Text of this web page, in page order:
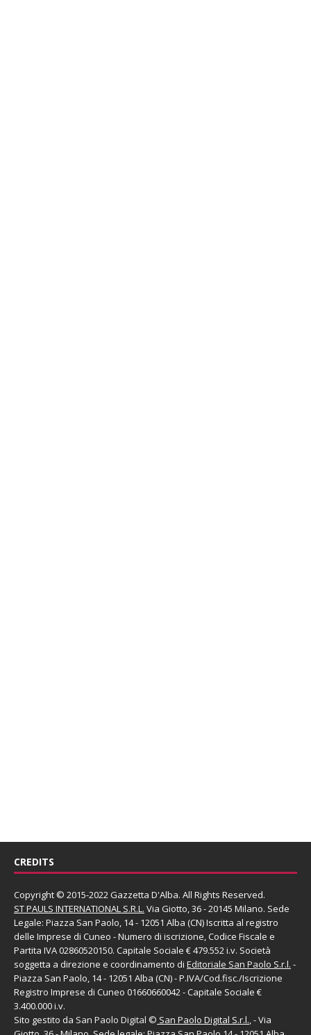
CREDITS
Copyright © 2015-2022 Gazzetta D'Alba. All Rights Reserved.
ST PAULS INTERNATIONAL S.R.L. Via Giotto, 36 - 20145 Milano. Sede
Legale: Piazza San Paolo, 14 - 12051 Alba (CN) Iscritta al registro
delle Imprese di Cuneo - Numero di iscrizione, Codice Fiscale e
Partita IVA 02860520150. Capitale Sociale € 479.552 i.v. Società
soggetta a direzione e coordinamento di Editoriale San Paolo S.r.l. -
Piazza San Paolo, 14 - 12051 Alba (CN) - P.IVA/Cod.fisc./Iscrizione
Registro Imprese di Cuneo 01660660042 - Capitale Sociale €
3.400.000 i.v.
Sito gestito da San Paolo Digital © San Paolo Digital S.r.l., - Via